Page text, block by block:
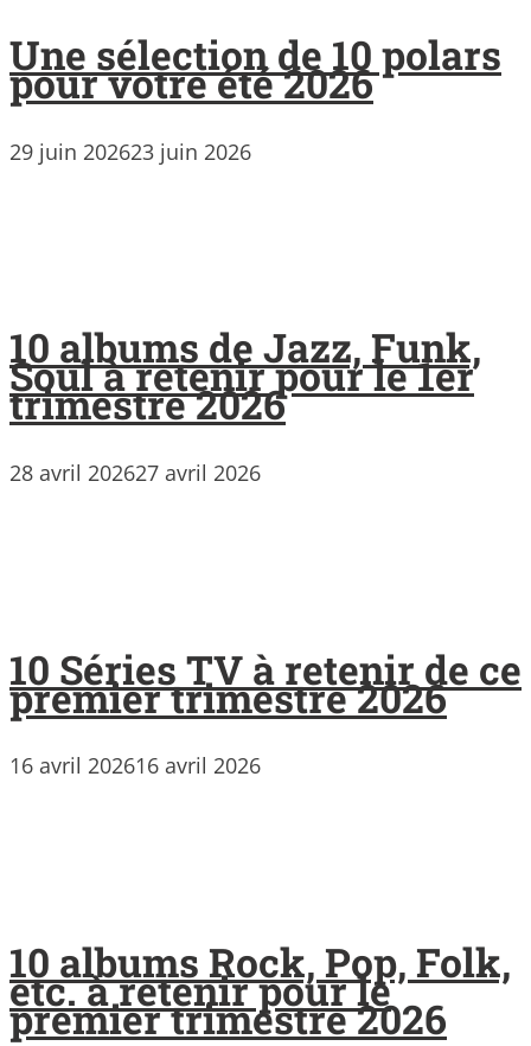
Une sélection de 10 polars
pour votre été 2026
29 juin 202623 juin 2026
10 albums de Jazz, Funk,
Soul à retenir pour le 1er
trimestre 2026
28 avril 202627 avril 2026
10 Séries TV à retenir de ce
premier trimestre 2026
16 avril 202616 avril 2026
10 albums Rock, Pop, Folk,
etc. à retenir pour le
premier trimestre 2026